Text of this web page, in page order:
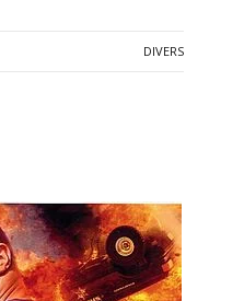
DIVERS